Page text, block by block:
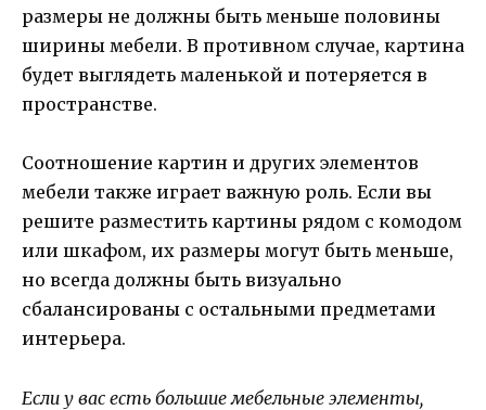
размеры не должны быть меньше половины
ширины мебели. В противном случае, картина
будет выглядеть маленькой и потеряется в
пространстве.
Соотношение картин и других элементов
мебели также играет важную роль. Если вы
решите разместить картины рядом с комодом
или шкафом, их размеры могут быть меньше,
но всегда должны быть визуально
сбалансированы с остальными предметами
интерьера.
Если у вас есть большие мебельные элементы,